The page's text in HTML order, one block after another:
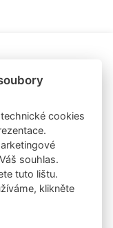
cookies
souhlas.
tuto lištu.
klikněte